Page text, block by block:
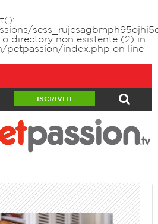
directory non esistente (2) in
petpassion/index.php on line
ISCRIVITI